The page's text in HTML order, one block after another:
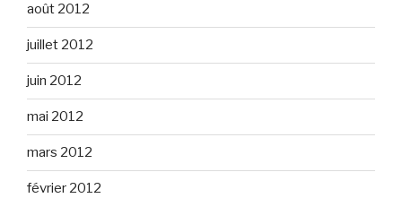
août 2012
juillet 2012
juin 2012
mai 2012
mars 2012
février 2012